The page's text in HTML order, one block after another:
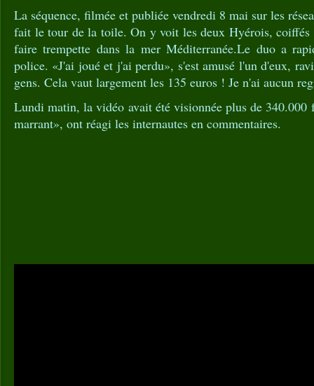
La séquence, filmée et publiée vendredi 8 mai sur les
fait le tour de la toile. On y voit les deux Hyérois, coiffés
faire trempette dans la mer Méditerranée.Le duo a
police. «J'ai joué et j'ai perdu», s'est amusé l'un d'eux,
gens. Cela vaut largement les 135 euros ! Je n'ai aucun
Lundi matin, la vidéo avait été visionnée plus de 340.000
marrant», ont réagi les internautes en commentaires.